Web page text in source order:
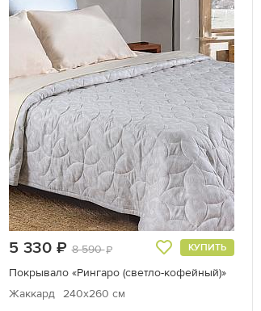
5 330 руб.
8 590 КУПИТЬ
Покрывало «Рингаро (светло-кофейный)»
Жаккард
240x260 см